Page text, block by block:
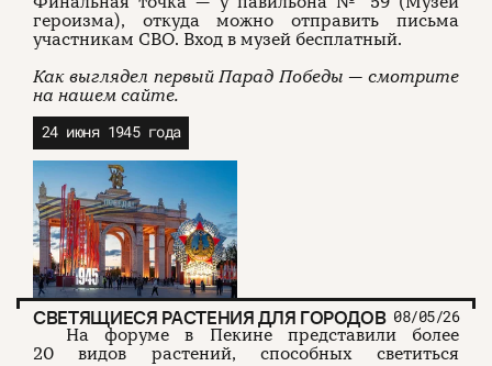
героизма), откуда можно отправить письма
участникам СВО. Вход в музей бесплатный.
Как выглядел первый Парад Победы — смотрите
на нашем сайте.
24 июня 1945 года
СВЕТЯЩИЕСЯ РАСТЕНИЯ ДЛЯ ГОРОДОВ 08/05/26
На форуме в Пекине представили более
20 видов растений, способных светиться